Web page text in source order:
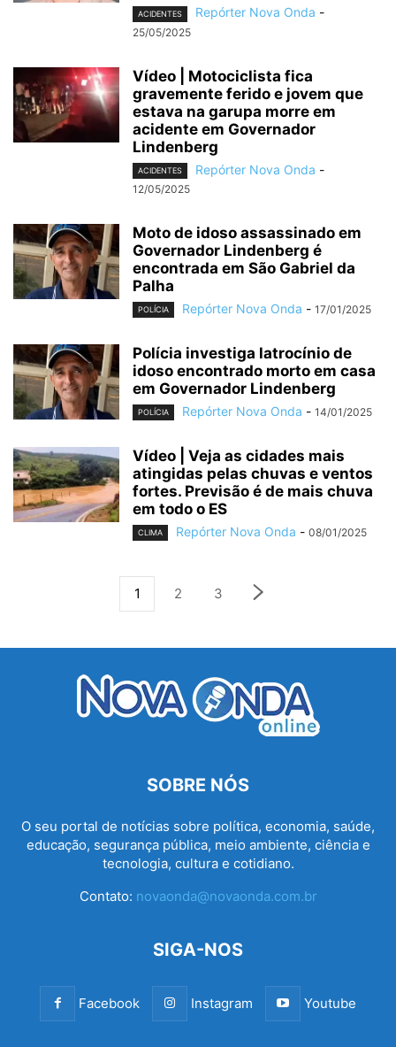
ACIDENTES Repórter Nova Onda -
25/05/2025
Vídeo | Motociclista fica
gravemente ferido e jovem que
estava na garupa morre em
acidente em Governador
Lindenberg
ACIDENTES Repórter Nova Onda -
12/05/2025
Moto de idoso assassinado em
Governador Lindenberg é
encontrada em São Gabriel da
Palha
POLÍCIA Repórter Nova Onda - 17/01/2025
Polícia investiga latrocínio de
idoso encontrado morto em casa
em Governador Lindenberg
POLÍCIA Repórter Nova Onda - 14/01/2025
Vídeo | Veja as cidades mais
atingidas pelas chuvas e ventos
fortes. Previsão é de mais chuva
em todo o ES
CLIMA Repórter Nova Onda - 08/01/2025
1 2 3
SOBRE NÓS
O seu portal de notícias sobre política, economia, saúde,
educação, segurança pública, meio ambiente, ciência e
tecnologia, cultura e cotidiano.
Contato: novaonda@novaonda.com.br
SIGA-NOS
Facebook Instagram Youtube